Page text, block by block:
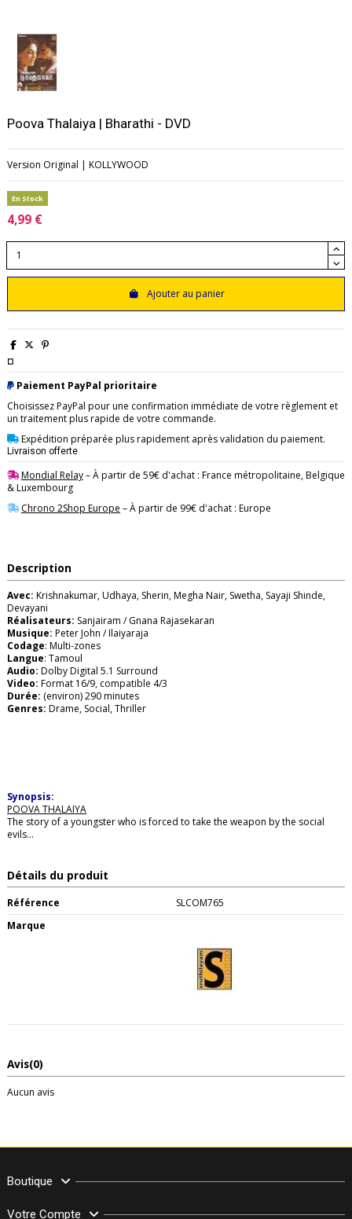
Poova Thalaiya | Bharathi - DVD
Version Original | KOLLYWOOD
En Stock
4,99 €
Ajouter au panier
¤
Paiement PayPal prioritaire
Choisissez PayPal pour une confirmation immédiate de votre règlement et
un traitement plus rapide de votre commande.
Expédition préparée plus rapidement après validation du paiement.
Livraison offerte
Mondial Relay– À partir de 59€ d'achat : France métropolitaine, Belgique
& Luxembourg
Chrono 2Shop Europe – À partir de 99€ d'achat : Europe
Description
Avec: Krishnakumar, Udhaya, Sherin, Megha Nair, Swetha, Sayaji Shinde,
Devayani
Réalisateurs: Sanjairam / Gnana Rajasekaran
Musique: Peter John / Ilaiyaraja
Codage: Multi-zones
Langue: Tamoul
Audio: Dolby Digital 5.1 Surround
Video: Format 16/9, compatible 4/3
Durée: (environ) 290 minutes
Genres: Drame, Social, Thriller
Synopsis:
POOVA THALAIYA
The story of a youngster who is forced to take the weapon by the social
evils...
Détails du produit
Référence
SLCOM765
Marque
Avis(0)
Aucun avis
Boutique
Votre Compte